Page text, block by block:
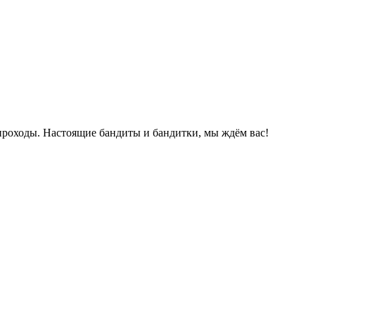
Настоящие бандиты и бандитки, мы ждём вас!